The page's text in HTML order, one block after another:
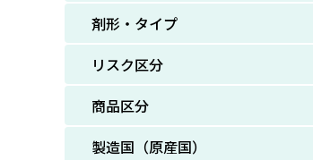
剤形・タイプ
リスク区分
商品区分
製造国（原産国）